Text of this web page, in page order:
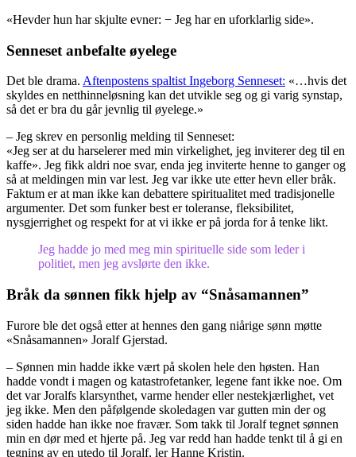
«Hevder hun har skjulte evner: − Jeg har en uforklarlig side».
Senneset anbefalte øyelege
Det ble drama. Aftenpostens spaltist Ingeborg Senneset: «…hvis det
skyldes en netthinneløsning kan det utvikle seg og gi varig synstap,
så det er bra du går jevnlig til øyelege.»
– Jeg skrev en personlig melding til Senneset:
«Jeg ser at du harselerer med min virkelighet, jeg inviterer deg til en
kaffe». Jeg fikk aldri noe svar, enda jeg inviterte henne to ganger og
så at meldingen min var lest. Jeg var ikke ute etter hevn eller bråk.
Faktum er at man ikke kan debattere spiritualitet med tradisjonelle
argumenter. Det som funker best er toleranse, fleksibilitet,
nysgjerrighet og respekt for at vi ikke er på jorda for å tenke likt.
Jeg hadde jo med meg min spirituelle side som leder i
politiet, men jeg avslørte den ikke.
Bråk da sønnen fikk hjelp av “Snåsamannen”
Furore ble det også etter at hennes den gang niårige sønn møtte
«Snåsamannen» Joralf Gjerstad.
– Sønnen min hadde ikke vært på skolen hele den høsten. Han
hadde vondt i magen og katastrofetanker, legene fant ikke noe. Om
det var Joralfs klarsynthet, varme hender eller nestekjærlighet, vet
jeg ikke. Men den påfølgende skoledagen var gutten min der og
siden hadde han ikke noe fravær. Som takk til Joralf tegnet sønnen
min en dør med et hjerte på. Jeg var redd han hadde tenkt til å gi en
tegning av en utedo til Joralf, ler Hanne Kristin.